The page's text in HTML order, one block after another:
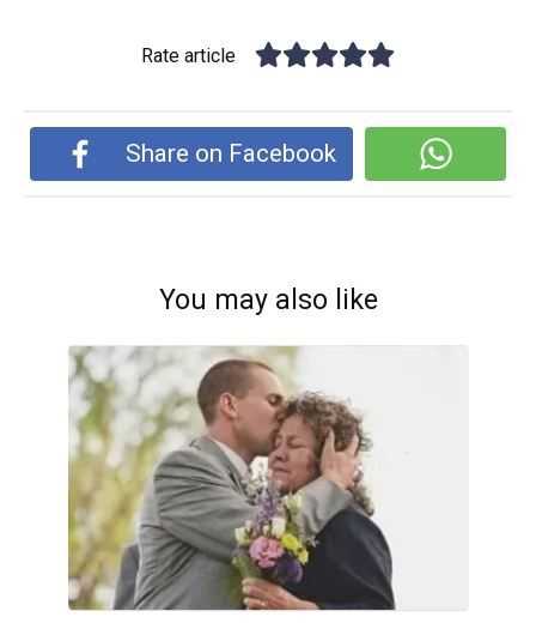
Rate article
Share on Facebook
You may also like